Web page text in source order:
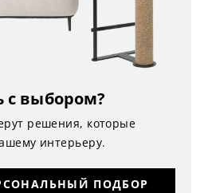
выбором?
решения, которые
интерьеру.
ПОДБОР